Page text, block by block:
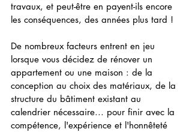
travaux, et peut-être en payent-ils encore
les conséquences, des années plus tard !
De nombreux facteurs entrent en jeu
lorsque vous décidez de rénover un
appartement ou une maison : de la
conception au choix des matériaux, de la
structure du bâtiment existant au
calendrier nécessaire... pour finir avec la
compétence, l'expérience et l'honnêteté